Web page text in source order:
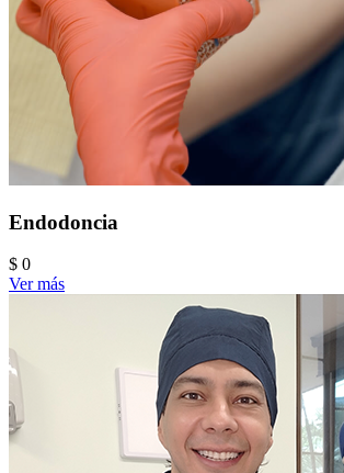
Endodoncia
$ 0
Ver más